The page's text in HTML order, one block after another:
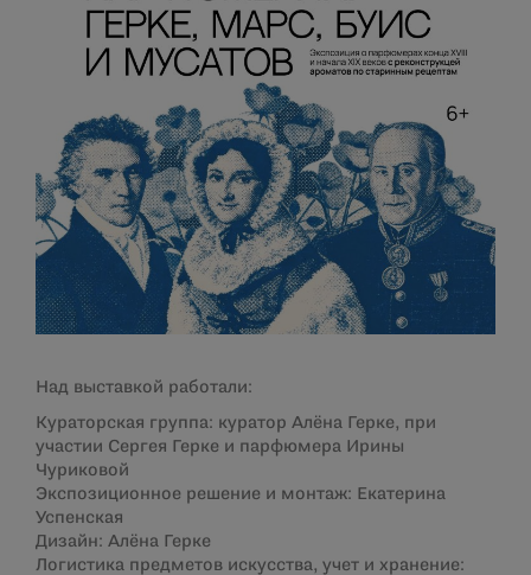
Над выставкой работали:
Кураторская группа: куратор Алёна Герке, при
участии Сергея Герке и парфюмера Ирины
Чуриковой
Экспозиционное решение и монтаж: Екатерина
Успенская
Дизайн: Алёна Герке
Логистика предметов искусства, учет и хранение: